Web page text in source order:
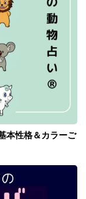
本性格＆カラーご